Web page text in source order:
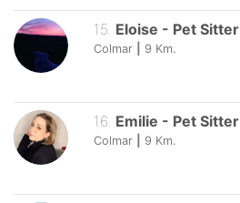
15 Eloise - Pet Sitter
Colmar 9 Km.
16 Emilie - Pet Sitter
Colmar 9 Km.